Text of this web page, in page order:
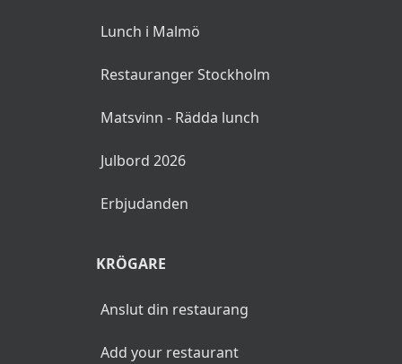
Lunch i Malmö
Restauranger Stockholm
Matsvinn - Rädda lunch
Julbord 2026
Erbjudanden
KRÖGARE
Anslut din restaurang
Add your restaurant